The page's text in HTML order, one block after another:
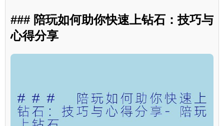
### 陪玩如何助你快速上钻石：技巧与
心得分享